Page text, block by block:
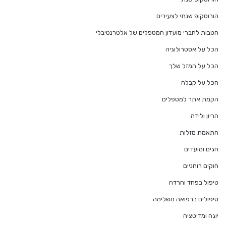
הורוסקופ שנתי לצעירים
הטבות לחברי מועדון המטפלים של אלטרנטיבלי
הכל על אסטרולוגיה
הכל על המזל שלך
הכל על קבלה
הקמת אתר למטפלים
הריון ולידה
התאמת מזלות
חגים ומועדים
חוקים רוחניים
טיפול בפחד וחרדה
טיפולים ברפואה משלימה
יוגה ומדיטציה